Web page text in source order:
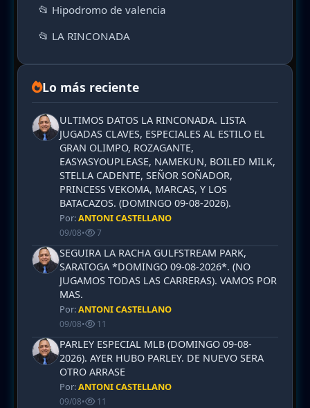
📂 Hipodromo de valencia
📂 LA RINCONADA
Lo más reciente
ULTIMOS DATOS LA RINCONADA. LISTA
JUGADAS CLAVES, ESPECIALES AL ESTILO EL
GRAN OLIMPO, ROZAGANTE,
EASYASYOUPLEASE, NAMEKUN, BOILED MILK,
STELLA CADENTE, SEÑOR SOÑADOR,
PRINCESS VEKOMA, MARCAS, Y LOS
BATACAZOS. (DOMINGO 09-08-2026).
Por:ANTONI CASTELLANO
09/08• 7
SEGUIRA LA RACHA GULFSTREAM PARK,
SARATOGA *DOMINGO 09-08-2026*. (NO
JUGAMOS TODAS LAS CARRERAS). VAMOS POR
MAS.
Por:ANTONI CASTELLANO
09/08• 11
PARLEY ESPECIAL MLB (DOMINGO 09-08-
2026). AYER HUBO PARLEY. DE NUEVO SERA
OTRO ARRASE
Por:ANTONI CASTELLANO
09/08• 11